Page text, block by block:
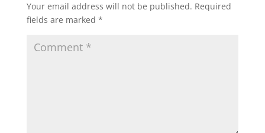
Your email address will not be published. Required
fields are marked *